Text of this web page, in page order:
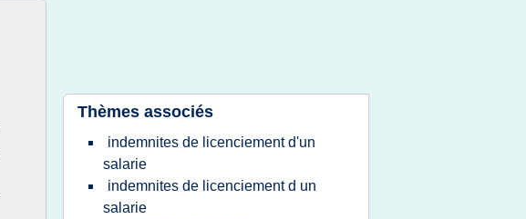
Thèmes associés
indemnites de licenciement d'un
salarie
indemnites de licenciement d un
salarie